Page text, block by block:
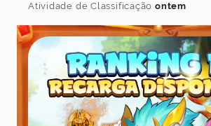
Atividade de Classificação ontem